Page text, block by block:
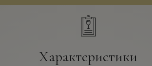
Характеристики